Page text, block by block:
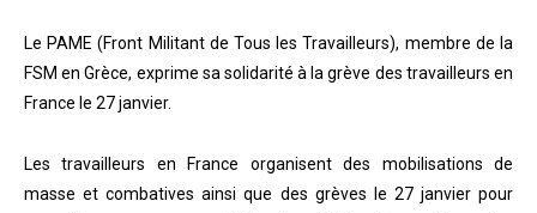
Le PAME (Front Militant de Tous les Travailleurs), membre de la
FSM en Grèce, exprime sa solidarité à la grève des travailleurs en
France le 27 janvier.
Les travailleurs en France organisent des mobilisations de
masse et combatives ainsi que des grèves le 27 janvier pour